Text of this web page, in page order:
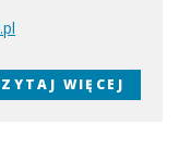
WIĘCEJ